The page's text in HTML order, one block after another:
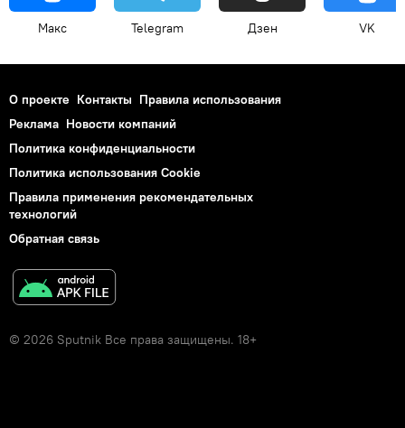
Макс Telegram Дзен VK
О проекте Контакты Правила использования
Реклама Новости компаний
Политика конфиденциальности
Политика использования Cookie
Правила применения рекомендательных
технологий
Обратная связь
© 2026 Sputnik Все права защищены. 18+